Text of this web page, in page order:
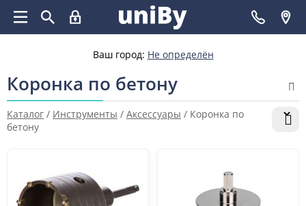
Ваш город: Не определён
Коронка по бетону
Каталог / Инструменты / Аксессуары / Коронка по
бетону